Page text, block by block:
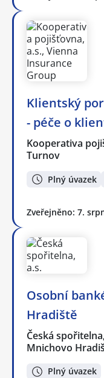
Klientský
- péče o
Kooperativa
Turnov
Plný úvazek
Zveřejněno: 7.
Osobní
Hradiště
Česká
Mnichovo
Plný úvazek